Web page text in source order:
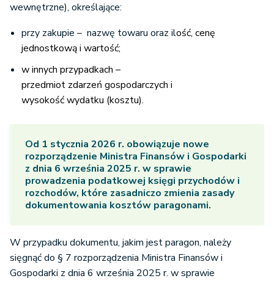
wewnętrzne), określające:
przy zakupie – nazwę towaru oraz ilość, cenę
jednostkową i wartość;
w innych przypadkach –
przedmiot zdarzeń gospodarczych i
wysokość wydatku (kosztu).
Od 1 stycznia 2026 r. obowiązuje nowe
rozporządzenie Ministra Finansów i Gospodarki
z dnia 6 września 2025 r. w sprawie
prowadzenia podatkowej księgi przychodów i
rozchodów, które zasadniczo zmienia zasady
dokumentowania kosztów paragonami.
W przypadku dokumentu, jakim jest paragon, należy
sięgnąć do § 7 rozporządzenia Ministra Finansów i
Gospodarki z dnia 6 września 2025 r. w sprawie